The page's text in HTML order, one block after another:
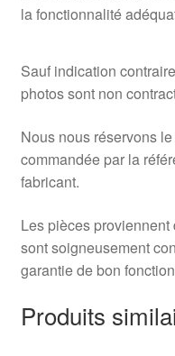
la fonctionnalité
Sauf indication
photos sont non
Nous nous réservons
commandée par la
fabricant.
Les pièces
sont soigneusement
garantie de bon
Produits